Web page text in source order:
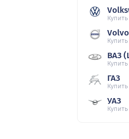
Volvo
ВАЗ
ГАЗ
УАЗ